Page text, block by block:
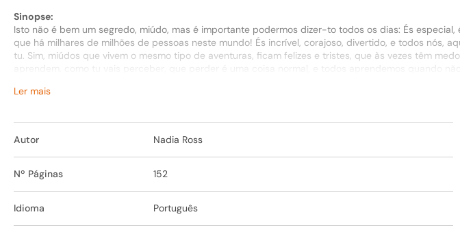
Sinopse:
Isto não é bem um segredo, miúdo, mas é importante podermos dizer-to todos os dias: És
que há milhares de milhões de pessoas neste mundo! És incrível, corajoso, divertido, e todos nós,
tu. Sim, miúdos que vivem o mesmo tipo de aventuras, ficam felizes e tristes, que às vezes têm
aprendem, como tu vais perceber, que perder é uma coisa normal, e todos aprendemos quando
além do mais, és superinspirador! Cada dia vem com novos desafios, e tu vais conseguir superá-los.
Ler mais
Autor Nadia Ross
Nº Páginas 152
Idioma Português